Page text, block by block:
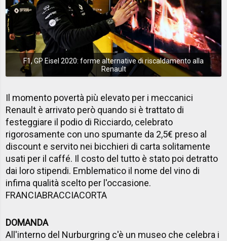
F1, GP Eisel 2020: forme alternative di riscaldamento alla
Renault
Il momento povertà più elevato per i meccanici
Renault è arrivato però quando si è trattato di
festeggiare il podio di Ricciardo, celebrato
rigorosamente con uno spumante da 2,5€ preso al
discount e servito nei bicchieri di carta solitamente
usati per il caffé. Il costo del tutto è stato poi detratto
dai loro stipendi. Emblematico il nome del vino di
infima qualità scelto per l'occasione.
FRANCIABRACCIACORTA
DOMANDA
All'interno del Nurburgring c'è un museo che celebra i